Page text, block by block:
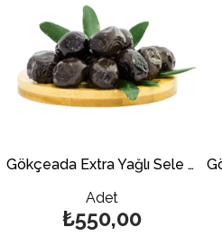
Gökçeada Extra Yağlı Sele Zeytin 1 kg. (201-230)
Adet
₺550,00